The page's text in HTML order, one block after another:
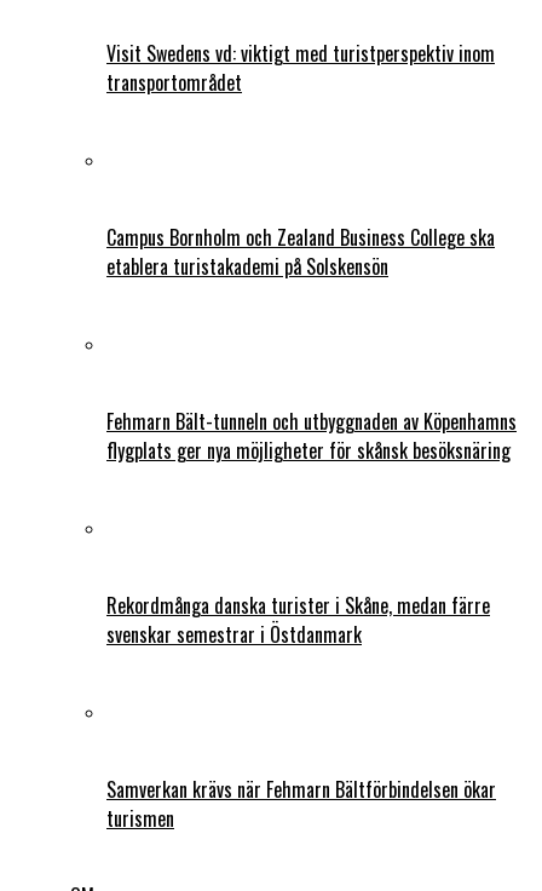
Visit Swedens vd: viktigt med turistperspektiv inom
transportområdet
Campus Bornholm och Zealand Business College ska
etablera turistakademi på Solskensön
Fehmarn Bält-tunneln och utbyggnaden av Köpenhamns
flygplats ger nya möjligheter för skånsk besöksnäring
Rekordmånga danska turister i Skåne, medan färre
svenskar semestrar i Östdanmark
Samverkan krävs när Fehmarn Bältförbindelsen ökar
turismen